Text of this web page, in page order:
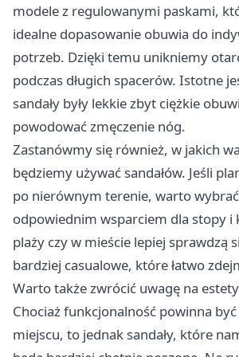
modele z regulowanymi paskami,
idealne dopasowanie obuwia do
potrzeb. Dzięki temu unikniemy
podczas długich spacerów. Istotne
sandały były lekkie zbyt ciężkie
powodować zmęczenie nóg.
Zastanówmy się również, w jakich
będziemy używać sandałów. Jeśli
po nierównym terenie, warto
odpowiednim wsparciem dla stopy i
plaży czy w mieście lepiej sprawdzą
bardziej casualowe, które łatwo
Warto także zwrócić uwagę na
Chociaż funkcjonalność powinna
miejscu, to jednak sandały, które